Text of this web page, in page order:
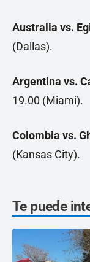
Australia vs.
(Dallas).
Argentina vs.
19.00 (Miami).
Colombia vs.
(Kansas City).
Te puede